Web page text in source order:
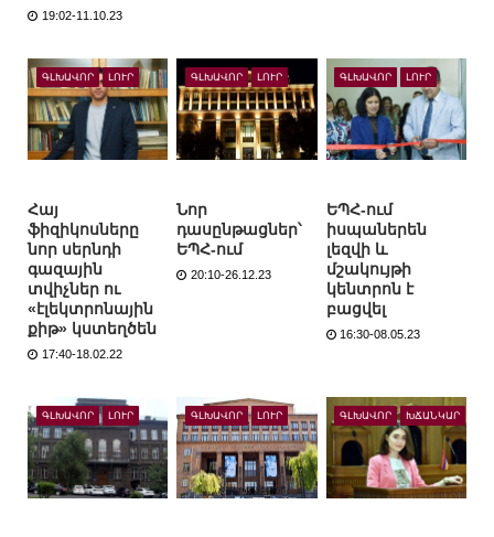
19:02-11.10.23
ԳԼԽԱՎՈՐ ԼՈՒՐ
Հայ
ֆիզիկոսները
նոր սերնդի
գազային
տվիչներ ու
«էլեկտրոնային
քիթ» կստեղծեն
17:40-18.02.22
ԳԼԽԱՎՈՐ ԼՈՒՐ
Նոր
դասընթացներ՝
ԵՊՀ-ում
20:10-26.12.23
ԳԼԽԱՎՈՐ ԼՈՒՐ
ԵՊՀ-ում
իսպաներեն
լեզվի և
մշակույթի
կենտրոն է
բացվել
16:30-08.05.23
ԳԼԽԱՎՈՐ ԼՈՒՐ ԳԼԽԱՎՈՐ ԼՈՒՐ ԳԼԽԱՎՈՐ ԽՃԱՆԿԱՐ